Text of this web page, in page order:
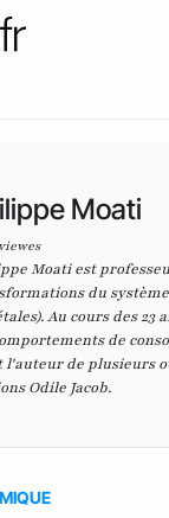
Moati
Moati est
du
Au cours des
de
l'auteur de plusieurs
Odile Jacob.